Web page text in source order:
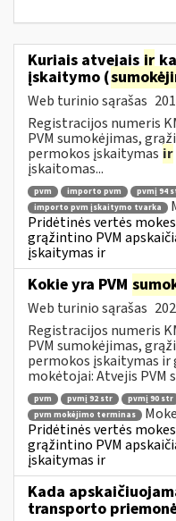
Kuriais atvejais ir
įskaitymo (
Web turinio sąrašas
Registracijos numeris
PVM sumokėjimas,
permokos įskaitymas ir
įskaitomas...
pvm importo pvm pvmį 94
importo pvm įskaitymo tvarka
Pridėtinės vertės
grąžintino PVM
įskaitymas ir
Kokie yra PVM
Web turinio sąrašas
Registracijos numeris
PVM sumokėjimas,
permokos įskaitymas ir
mokėtojai: Atvejis PVM
pvm pvmį 92 str pvmį 90 str
pvm mokėjimo terminas
Pridėtinės vertės
grąžintino PVM
įskaitymas ir
Kada
transporto